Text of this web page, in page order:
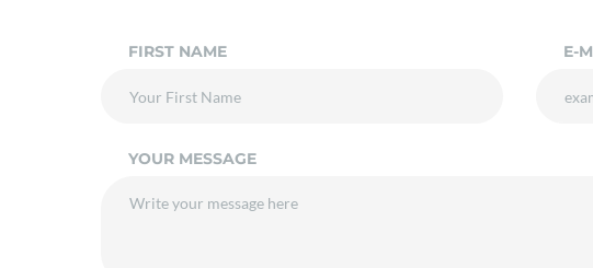
FIRST NAME E-
YOUR MESSAGE